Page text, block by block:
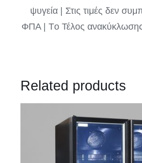
ψυγεία | Στις τιμές δεν
ΦΠΑ | Tο Τέλος ανακύκλωσης
Related products